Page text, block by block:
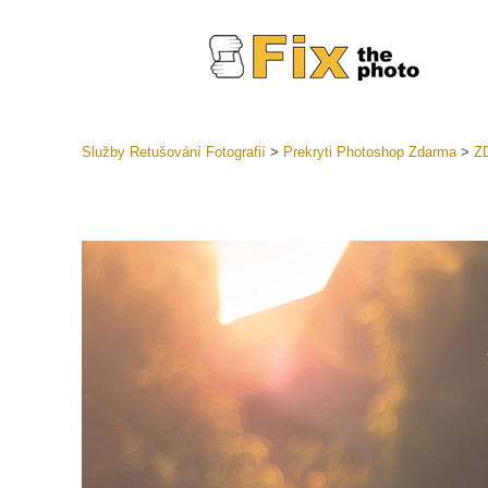
Služby
Mobilní
Služby Retušování Fotografií> Prekryti Photoshop Zdarma>